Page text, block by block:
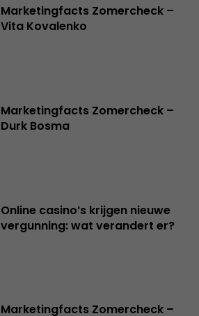
Marketingfacts Zomercheck –
Vita Kovalenko
Marketingfacts Zomercheck –
Durk Bosma
Online casino’s krijgen nieuwe
vergunning: wat verandert er?
Marketingfacts Zomercheck –